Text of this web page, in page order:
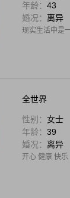
年龄： 43
婚况： 离异
现实生活中是
全世界
性别： 女士
年龄： 39
婚况： 离异
开心 健康 快